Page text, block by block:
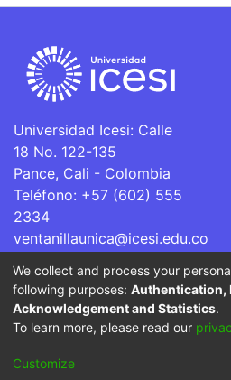
Universidad Icesi: Calle
18 No. 122-135
Pance, Cali - Colombia
Teléfono: +57 (602) 555
2334
ventanillaunica@icesi.edu.co
La Universidad Icesi es una
Superior que se encuentra
por parte del Ministerio de
Cookie
We collect and process your
following purposes: Authentication,
Acknowledgement and Statistics.
To learn more, please read our
Customize